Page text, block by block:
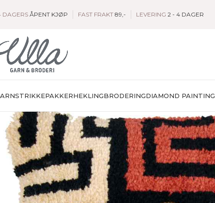
DAGERS ÅPENT KJØP FAST FRAKT 89,- LEVERING 2 - 4 DAGER
STRIKKEPAKKERHEKLINGBRODERINGDIAMOND PAINTING